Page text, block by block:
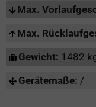
Max.
Max.
Gewicht: 1482
Gerätemaße: /